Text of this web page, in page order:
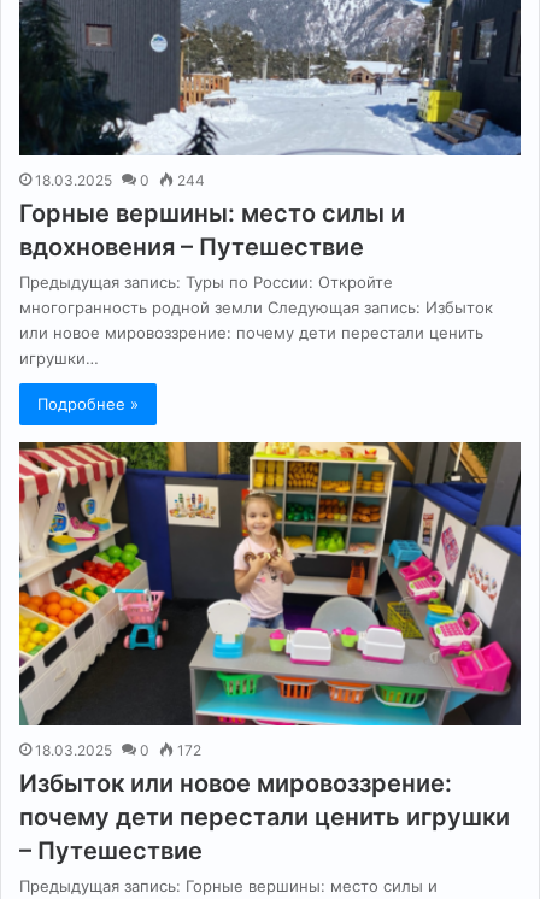
18.03.2025 0 244
Горные вершины: место силы и
вдохновения – Путешествие
Предыдущая запись: Туры по России: Откройте
многогранность родной земли Следующая запись: Избыток
или новое мировоззрение: почему дети перестали ценить
игрушки…
Подробнее »
18.03.2025 0 172
Избыток или новое мировоззрение:
почему дети перестали ценить игрушки
– Путешествие
Предыдущая запись: Горные вершины: место силы и